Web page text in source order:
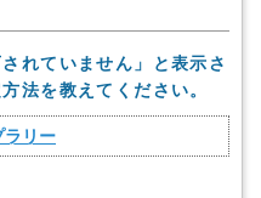
れていません」と表示さ
法を教えてください。
ラリー